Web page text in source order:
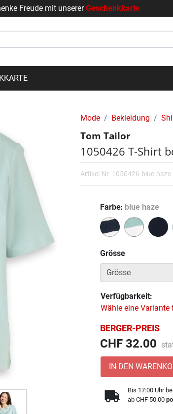
Freude mit unsererGeschenkkarte
Mode Bekleidung
Tom Tailor
1050426 T-Shirt
Artikel-Nr. 1050426-blue-haze
Farbe blue haze
Grösse
Verfügbarkeit:
Wähle eine
BERGER-PREIS
CHF 32.00
IN DEN
Bis 17:00 Uhr
ab CHF 50.00